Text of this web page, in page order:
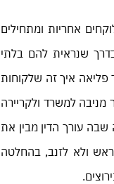
אחריות ומתחילים
שנראית להם בלתי
פליאה איך זה שלקוחות
למשרד ולקריירה
עורך הדין מבין את
ולא לזנב, בהחלטה